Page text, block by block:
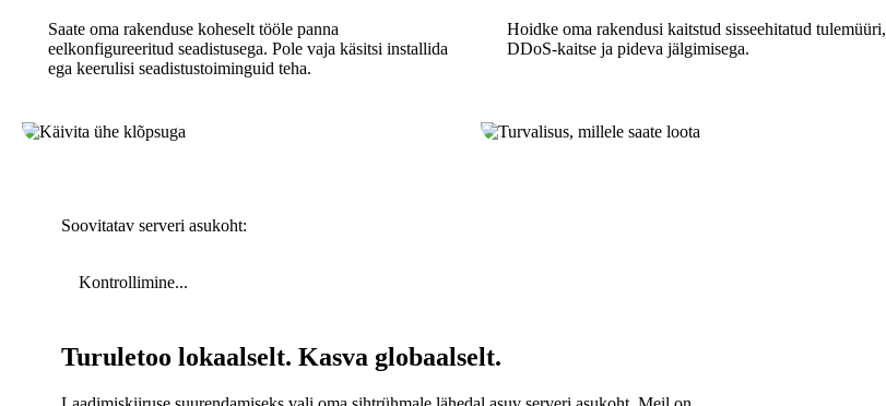
Saate oma rakenduse koheselt tööle panna
eelkonfigureeritud seadistusega. Pole vaja käsitsi installida
ega keerulisi seadistustoiminguid teha.
Hoidke oma rakendusi kaitstud sisseehitatud tulemüüri,
DDoS-kaitse ja pideva jälgimisega.
Soovitatav serveri asukoht:
Kontrollimine...
Turuletoo lokaalselt. Kasva globaalselt.